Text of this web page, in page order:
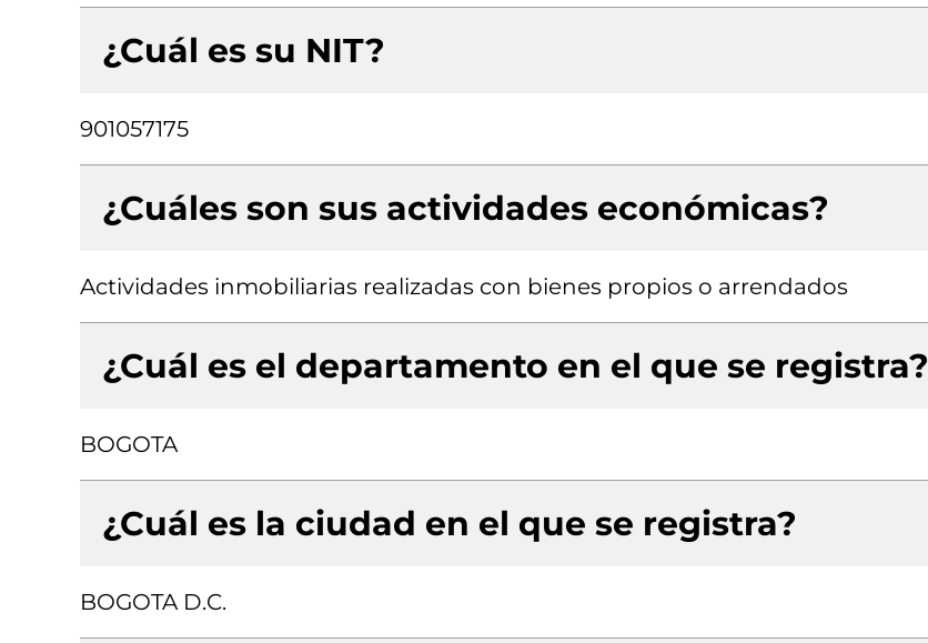
¿Cuál es su NIT?
901057175
¿Cuáles son sus actividades económicas?
Actividades inmobiliarias realizadas con bienes propios o arrendados
¿Cuál es el departamento en el que se registra?
BOGOTA
¿Cuál es la ciudad en el que se registra?
BOGOTA D.C.